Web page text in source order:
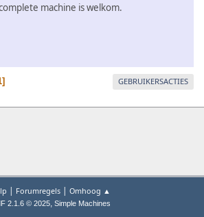
machine is welkom.
GEBRUIKERSACTIES
| Forumregels| Omhoog ▲
2.1.6 © 2025, Simple Machines